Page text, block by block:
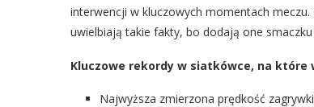
interwencji w kluczowych momentach
uwielbiają takie fakty, bo dodają one
Kluczowe rekordy w siatkówce, na które
Najwyższa zmierzona prędkość